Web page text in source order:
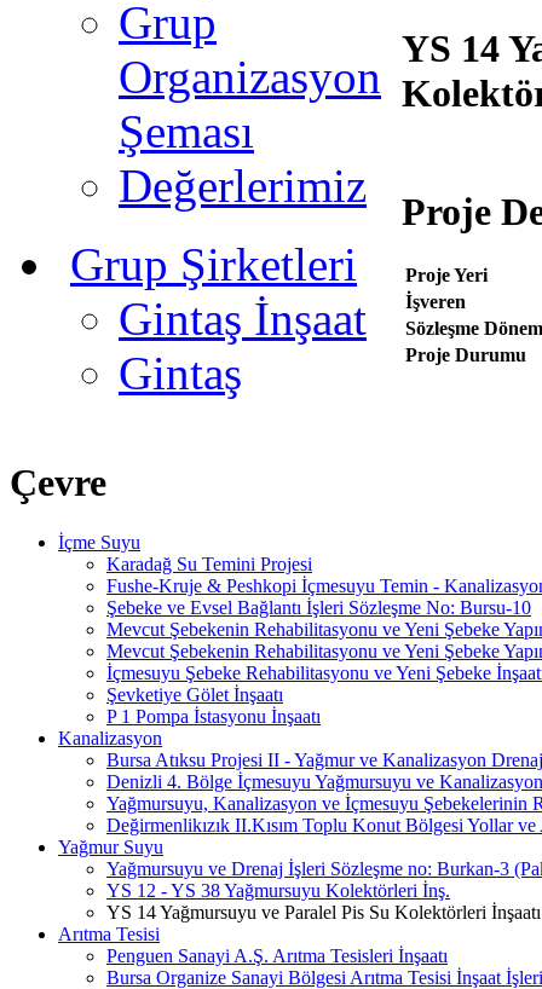
YS 14
Proje
Proje Yeri
İşveren
Sözleşme
Proje Durumu
Çevre
İçme Suyu
Karadağ Su Temini Projesi
Fushe-Kruje & Peshkopi İçmesuyu Temin -
Şebeke ve Evsel Bağlantı İşleri Sözleşme No: Bursu-10
Mevcut Şebekenin Rehabilitasyonu ve Yeni Şebeke
Mevcut Şebekenin Rehabilitasyonu ve Yeni Şebeke
İçmesuyu Şebeke Rehabilitasyonu ve Yeni Şebeke
Şevketiye Gölet İnşaatı
P 1 Pompa İstasyonu İnşaatı
Kanalizasyon
Bursa Atıksu Projesi II - Yağmur ve Kanalizasyon
Denizli 4. Bölge İçmesuyu Yağmursuyu ve
Yağmursuyu, Kanalizasyon ve İçmesuyu Şebekelerinin
Değirmenlikızık II.Kısım Toplu Konut Bölgesi Yollar ve
Yağmur Suyu
Yağmursuyu ve Drenaj İşleri Sözleşme no: Burkan-3
YS 12 - YS 38 Yağmursuyu Kolektörleri İnş.
YS 14 Yağmursuyu ve Paralel Pis Su Kolektörleri İnşaatı
Arıtma Tesisi
Penguen Sanayi A.Ş. Arıtma Tesisleri İnşaatı
Bursa Organize Sanayi Bölgesi Arıtma Tesisi İnşaat İşleri
Grup
Organizasyon
Şeması
Değerlerimiz
Grup Şirketleri
Gintaş İnşaat
Gintaş